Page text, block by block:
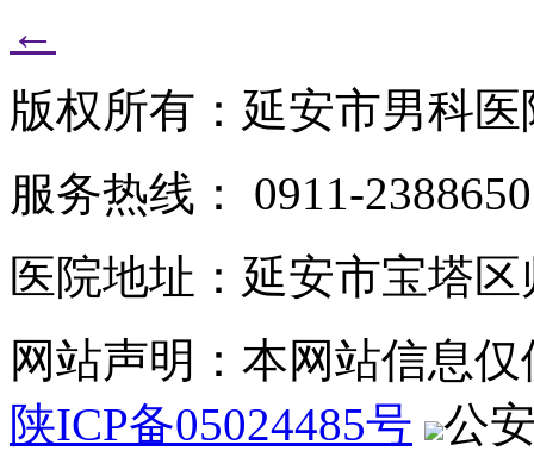
←
版权所有：延安市男科医
服务热线： 0911-2388650
医院地址：延安市宝塔
网站声明：本网站信息
陕ICP备05024485号
公